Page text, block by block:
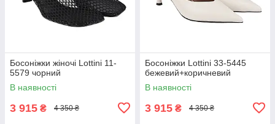
Босоніжки жіночі Lottini 11-
5579 чорний
В наявності
3 915 ₴ 4 350 ₴
Босоніжки Lottini 33-5445
бежевий+коричневий
В наявності
3 915 ₴ 4 350 ₴